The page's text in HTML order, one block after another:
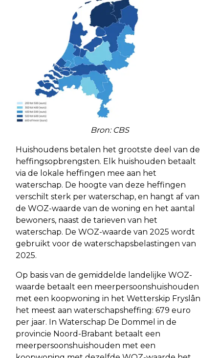
Bron: CBS
Huishoudens betalen het grootste deel van de
heffingsopbrengsten. Elk huishouden betaalt
via de lokale heffingen mee aan het
waterschap. De hoogte van deze heffingen
verschilt sterk per waterschap, en hangt af van
de WOZ-waarde van de woning en het aantal
bewoners, naast de tarieven van het
waterschap. De WOZ-waarde van 2025 wordt
gebruikt voor de waterschapsbelastingen van
2025.
Op basis van de gemiddelde landelijke WOZ-
waarde betaalt een meerpersoonshuishouden
met een koopwoning in het Wetterskip Fryslân
het meest aan waterschapsheffing: 679 euro
per jaar. In Waterschap De Dommel in de
provincie Noord-Brabant betaalt een
meerpersoonshuishouden met een